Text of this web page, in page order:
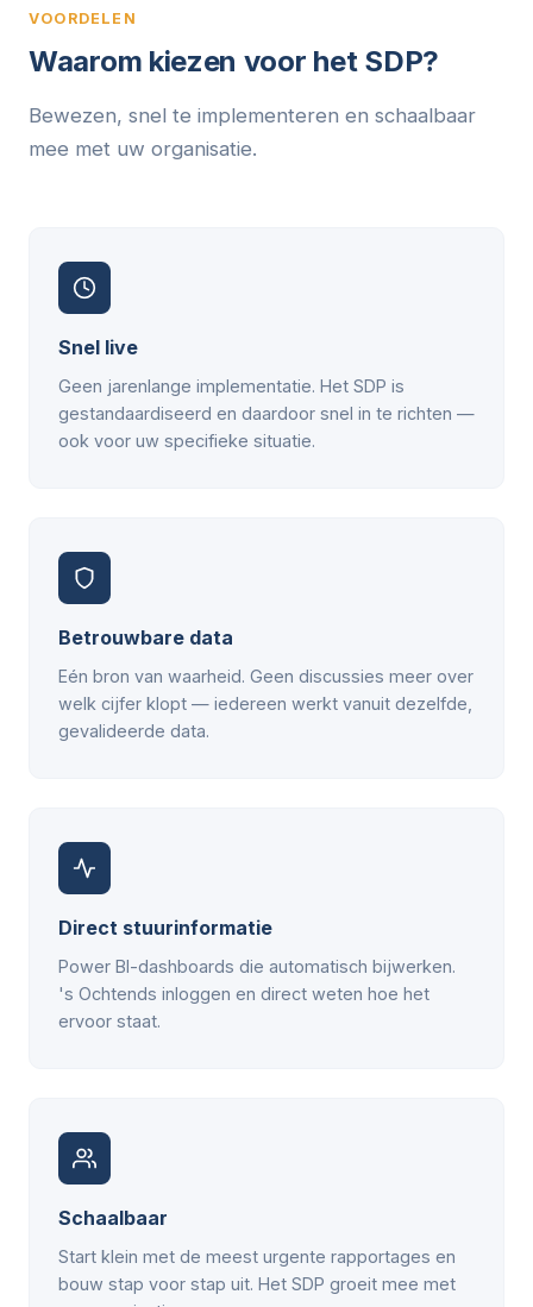
VOORDELEN
Waarom kiezen voor het SDP?
Bewezen, snel te implementeren en schaalbaar
mee met uw organisatie.
Snel live
Geen jarenlange implementatie. Het SDP is
gestandaardiseerd en daardoor snel in te richten —
ook voor uw specifieke situatie.
Betrouwbare data
Eén bron van waarheid. Geen discussies meer over
welk cijfer klopt — iedereen werkt vanuit dezelfde,
gevalideerde data.
Direct stuurinformatie
Power BI-dashboards die automatisch bijwerken.
's Ochtends inloggen en direct weten hoe het
ervoor staat.
Schaalbaar
Start klein met de meest urgente rapportages en
bouw stap voor stap uit. Het SDP groeit mee met